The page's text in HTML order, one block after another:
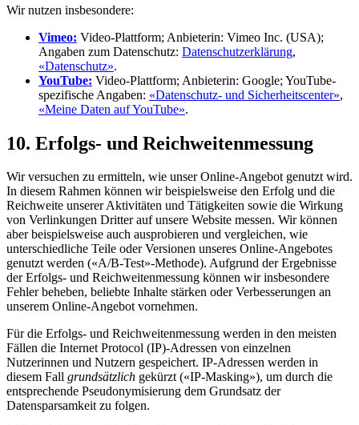
Wir nutzen insbesondere:
Vimeo: Video-Plattform; Anbieterin: Vimeo Inc. (USA);
Angaben zum Datenschutz: Datenschutzerklärung,
«Datenschutz».
YouTube: Video-Plattform; Anbieterin: Google; YouTube-
spezifische Angaben: «Datenschutz- und Sicherheitscenter»,
«Meine Daten auf YouTube».
10. Erfolgs- und Reichweitenmessung
Wir versuchen zu ermitteln, wie unser Online-Angebot genutzt wird.
In diesem Rahmen können wir beispielsweise den Erfolg und die
Reichweite unserer Aktivitäten und Tätigkeiten sowie die Wirkung
von Verlinkungen Dritter auf unsere Website messen. Wir können
aber beispielsweise auch ausprobieren und vergleichen, wie
unterschiedliche Teile oder Versionen unseres Online-Angebotes
genutzt werden («A/B-Test»-Methode). Aufgrund der Ergebnisse
der Erfolgs- und Reichweitenmessung können wir insbesondere
Fehler beheben, beliebte Inhalte stärken oder Verbesserungen an
unserem Online-Angebot vornehmen.
Für die Erfolgs- und Reichweitenmessung werden in den meisten
Fällen die Internet Protocol (IP)-Adressen von einzelnen
Nutzerinnen und Nutzern gespeichert. IP-Adressen werden in
diesem Fall grundsätzlich gekürzt («IP-Masking»), um durch die
entsprechende Pseudonymisierung dem Grundsatz der
Datensparsamkeit zu folgen.